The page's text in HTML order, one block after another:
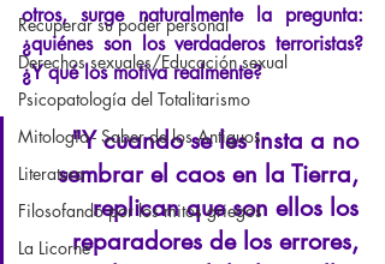
Recuperar su poder personal
Derechos sexuales/Educación sexual
Psicopatología del Totalitarismo
Mitología - Saber de los Antiguos
Literatura
Filosofando por los mitos griegos
La Licorne
otros, surge naturalmente la pregunta:
¿quiénes son los verdaderos terroristas?
¿Y qué los motiva realmente?
"Y cuando se les insta a no
sembrar el caos en la Tierra,
replican que son ellos los
reparadores de los errores,